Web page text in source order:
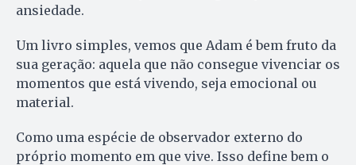
ansiedade.
Um livro simples, vemos que Adam é bem fruto da
sua geração: aquela que não consegue vivenciar os
momentos que está vivendo, seja emocional ou
material.
Como uma espécie de observador externo do
próprio momento em que vive. Isso define bem o